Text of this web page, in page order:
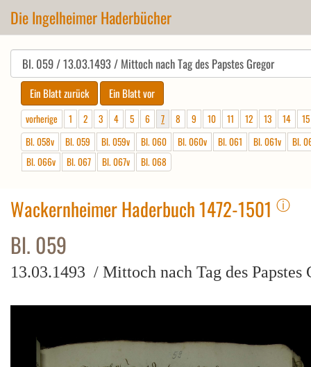
Die Ingelheimer Haderbücher
vorherige 1 2 3 4 5 6 7 8 9 10 11 12 13 14
15
Bl. 058v
Bl. 059 Bl. 059v Bl. 060 Bl. 060v Bl. 061 Bl. 061v
Bl.
Bl. 066v
Bl. 067 Bl. 067v Bl. 068
Wackernheimer Haderbuch 1472-1501 ⓘ
Bl. 059
13.03.1493 / Mittoch nach Tag des Papstes